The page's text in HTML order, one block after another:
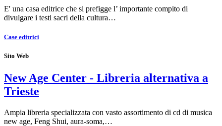
E' una casa editrice che si prefigge l’ importante compito di
divulgare i testi sacri della cultura…
Case editrici
Sito Web
New Age Center - Libreria alternativa a
Trieste
Ampia libreria specializzata con vasto assortimento di cd di musica
new age, Feng Shui, aura-soma,…